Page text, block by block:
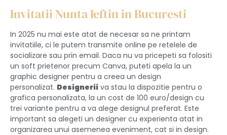
Invitatii Nunta Ieftin in Bucuresti
In 2025 nu mai este atat de necesar sa ne printam
invitatiile, ci le putem transmite online pe retelele de
socializare sau prin email. Daca nu va pricepeti sa folositi
un soft prietenor precum Canva, puteti apela la un
graphic designer pentru a creea un design
personalizat. Designerii va stau la dispozitie pentru o
grafica personalizata, la un cost de 100 euro/design cu
trei variante pentru a va alege designul preferat. Este
important sa alegeti un designer cu experienta atat in
organizarea unui asemenea eveniment, cat si in design.